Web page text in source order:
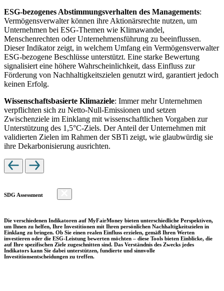
ESG-bezogenes Abstimmungsverhalten des Managements:
Vermögensverwalter können ihre Aktionärsrechte nutzen, um
Unternehmen bei ESG-Themen wie Klimawandel,
Menschenrechten oder Unternehmensführung zu beeinflussen.
Dieser Indikator zeigt, in welchem Umfang ein Vermögensverwalter
ESG-bezogene Beschlüsse unterstützt. Eine starke Bewertung
signalisiert eine höhere Wahrscheinlichkeit, dass Einfluss zur
Förderung von Nachhaltigkeitszielen genutzt wird, garantiert jedoch
keinen Erfolg.
Wissenschaftsbasierte Klimaziele: Immer mehr Unternehmen
verpflichten sich zu Netto-Null-Emissionen und setzen
Zwischenziele im Einklang mit wissenschaftlichen Vorgaben zur
Unterstützung des 1,5°C-Ziels. Der Anteil der Unternehmen mit
validierten Zielen im Rahmen der SBTi zeigt, wie glaubwürdig sie
ihre Dekarbonisierung ausrichten.
SDG Assessment
Die verschiedenen Indikatoren auf MyFairMoney bieten unterschiedliche Perspektiven,
um Ihnen zu helfen, Ihre Investitionen mit Ihren persönlichen Nachhaltigkeitszielen in
Einklang zu bringen. Ob Sie einen realen Einfluss erzielen, gemäß Ihren Werten
investieren oder die ESG-Leistung bewerten möchten – diese Tools bieten Einblicke, die
auf Ihre spezifischen Ziele zugeschnitten sind. Das Verständnis des Zwecks jedes
Indikators kann Sie dabei unterstützen, fundierte und sinnvolle
Investitionsentscheidungen zu treffen.